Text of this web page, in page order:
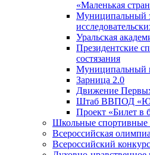
«Маленькая
Муниципальный
Уральская
Президентские
состязания
Муниципальный
Зарница 2.0
Движение
Штаб ВВПОД
Проект «Билет в
Школьные спортивные
Всероссийская
Всероссийский